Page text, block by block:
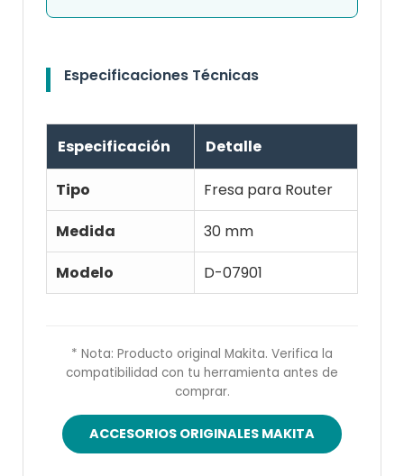
Especificaciones Técnicas
Especificación Detalle
Tipo
Fresa para Router
Medida
30 mm
Modelo
D-07901
* Nota: Producto original Makita. Verifica la
compatibilidad con tu herramienta antes de
comprar.
ACCESORIOS ORIGINALES MAKITA